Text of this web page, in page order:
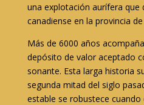
una explotación aurífera que
canadiense en la provincia
Más de 6000 años
depósito de valor aceptado
sonante. Esta larga historia
segunda mitad del siglo
estable se robustece